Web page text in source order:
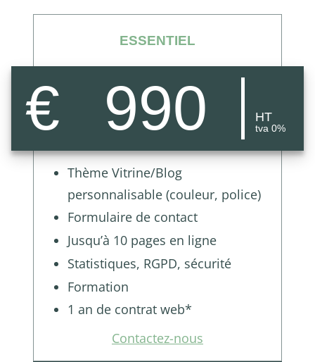
ESSENTIEL
€ 990 HT
tva 0%
Thème Vitrine/Blog
personnalisable (couleur, police)
Formulaire de contact
Jusqu’à 10 pages en ligne
Statistiques, RGPD, sécurité
Formation
1 an de contrat web*
Contactez-nous